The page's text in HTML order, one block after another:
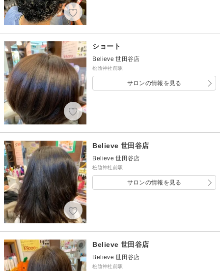
ショート
Believe 世田谷店
松陰神社前駅
サロンの情報を見る
Believe 世田谷店
Believe 世田谷店
松陰神社前駅
サロンの情報を見る
Believe 世田谷店
Believe 世田谷店
松陰神社前駅